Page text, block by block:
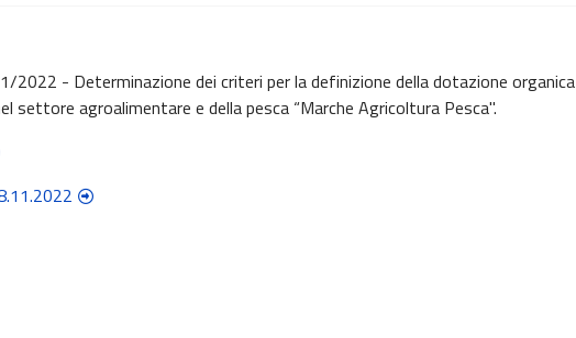
2022 - Determinazione dei criteri per la definizione della dotazione organica
settore agroalimentare e della pesca “Marche Agricoltura Pesca".